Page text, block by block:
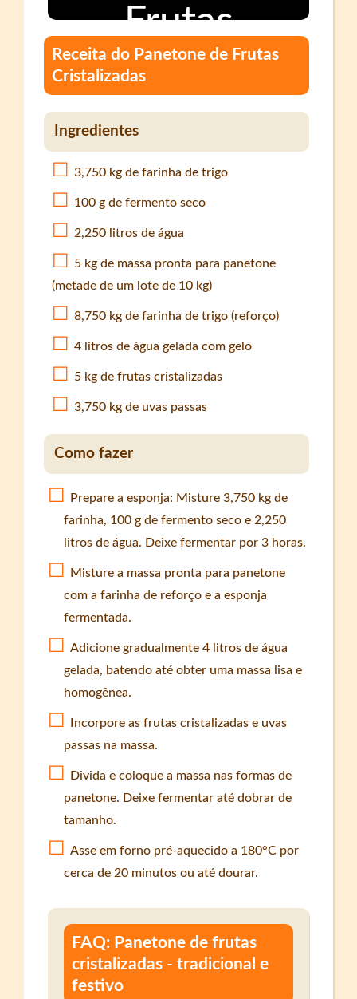
Receita do Panetone de Frutas
Cristalizadas
Ingredientes
3,750 kg de farinha de trigo
100 g de fermento seco
2,250 litros de água
5 kg de massa pronta para panetone
(metade de um lote de 10 kg)
8,750 kg de farinha de trigo (reforço)
4 litros de água gelada com gelo
5 kg de frutas cristalizadas
3,750 kg de uvas passas
Como fazer
Prepare a esponja: Misture 3,750 kg de
farinha, 100 g de fermento seco e 2,250
litros de água. Deixe fermentar por 3 horas.
Misture a massa pronta para panetone
com a farinha de reforço e a esponja
fermentada.
Adicione gradualmente 4 litros de água
gelada, batendo até obter uma massa lisa e
homogênea.
Incorpore as frutas cristalizadas e uvas
passas na massa.
Divida e coloque a massa nas formas de
panetone. Deixe fermentar até dobrar de
tamanho.
Asse em forno pré-aquecido a 180°C por
cerca de 20 minutos ou até dourar.
FAQ: Panetone de frutas
cristalizadas - tradicional e
festivo